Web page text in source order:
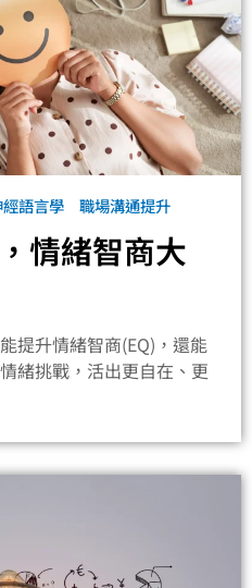
語言學 職場溝通提升
情緒智商大
提升情緒智商(EQ)，還能
緒挑戰，活出更自在、更